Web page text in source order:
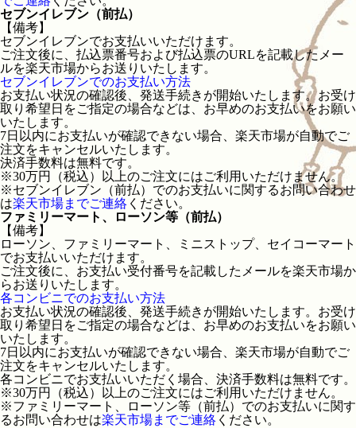
セブンイレブン（前払）
【備考】
セブンイレブンでお支払いいただけます。
ご注文後に、払込票番号および払込票のURLを記載したメー
ルを楽天市場からお送りいたします。
セブンイレブンでのお支払い方法
お支払い状況の確認後、発送手続きが開始いたします。お受け
取り希望日をご指定の場合などは、お早めのお支払いをお願い
いたします。
7日以内にお支払いが確認できない場合、楽天市場が自動でご
注文をキャンセルいたします。
決済手数料は無料です。
※30万円（税込）以上のご注文にはご利用いただけません。
※セブンイレブン（前払）でのお支払いに関するお問い合わせ
は楽天市場までご連絡 ください。
ファミリーマート、ローソン等（前払）
【備考】
ローソン、ファミリーマート、ミニストップ、セイコーマート
でお支払いいただけます。
ご注文後に、お支払い受付番号を記載したメールを楽天市場か
らお送りいたします。
各コンビニでのお支払い方法
お支払い状況の確認後、発送手続きが開始いたします。お受け
取り希望日をご指定の場合などは、お早めのお支払いをお願い
いたします。
7日以内にお支払いが確認できない場合、楽天市場が自動でご
注文をキャンセルいたします。
各コンビニでお支払いいただく場合、決済手数料は無料です。
※30万円（税込）以上のご注文にはご利用いただけません。
※ファミリーマート、ローソン等（前払）でのお支払いに関す
るお問い合わせは楽天市場までご連絡 ください。